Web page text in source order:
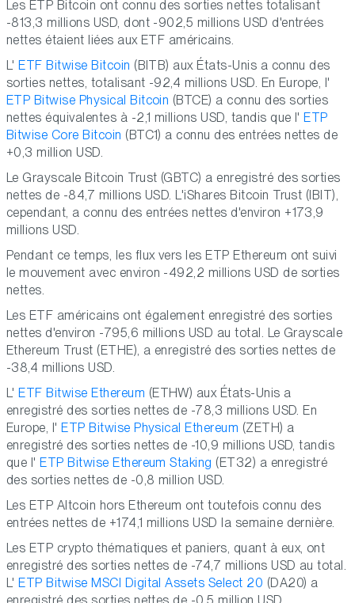
Les ETP Bitcoin ont connu des sorties nettes totalisant
-813,3 millions USD, dont -902,5 millions USD d'entrées
nettes étaient liées aux ETF américains.
L' ETF Bitwise Bitcoin (BITB) aux États-Unis a connu des
sorties nettes, totalisant -92,4 millions USD. En Europe, l'
ETP Bitwise Physical Bitcoin (BTCE) a connu des sorties
nettes équivalentes à -2,1 millions USD, tandis que l' ETP
Bitwise Core Bitcoin (BTC1) a connu des entrées nettes de
+0,3 million USD.
Le Grayscale Bitcoin Trust (GBTC) a enregistré des sorties
nettes de -84,7 millions USD. L'iShares Bitcoin Trust (IBIT),
cependant, a connu des entrées nettes d'environ +173,9
millions USD.
Pendant ce temps, les flux vers les ETP Ethereum ont suivi
le mouvement avec environ -492,2 millions USD de sorties
nettes.
Les ETF américains ont également enregistré des sorties
nettes d'environ -795,6 millions USD au total. Le Grayscale
Ethereum Trust (ETHE), a enregistré des sorties nettes de
-38,4 millions USD.
L' ETF Bitwise Ethereum (ETHW) aux États-Unis a
enregistré des sorties nettes de -78,3 millions USD. En
Europe, l' ETP Bitwise Physical Ethereum (ZETH) a
enregistré des sorties nettes de -10,9 millions USD, tandis
que l' ETP Bitwise Ethereum Staking (ET32) a enregistré
des sorties nettes de -0,8 million USD.
Les ETP Altcoin hors Ethereum ont toutefois connu des
entrées nettes de +174,1 millions USD la semaine dernière.
Les ETP crypto thématiques et paniers, quant à eux, ont
enregistré des sorties nettes de -74,7 millions USD au total.
L' ETP Bitwise MSCI Digital Assets Select 20 (DA20) a